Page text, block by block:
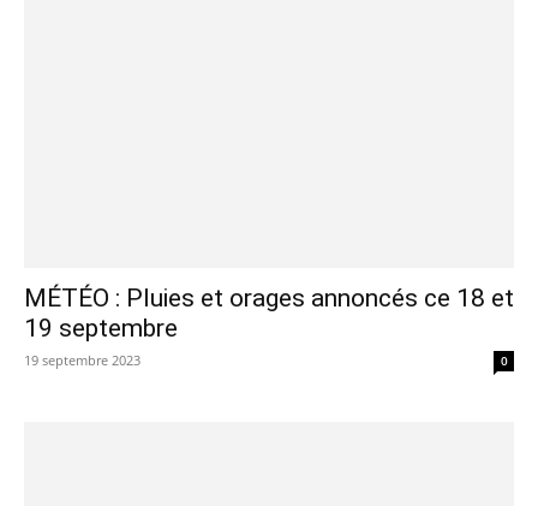
MÉTÉO : Pluies et orages annoncés ce 18 et
19 septembre
19 septembre 2023 0